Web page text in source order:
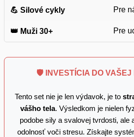
💪 Silové cykly Pre
👑 Muži 30+ Pre
🛡️ INVESTÍCIA DO VAŠEJ
Tento set nie je len výdavok, je to
vášho tela. Výsledkom je nielen
podobe sily a svalovej tvrdosti, ale
odolnosť voči stresu. Získajte